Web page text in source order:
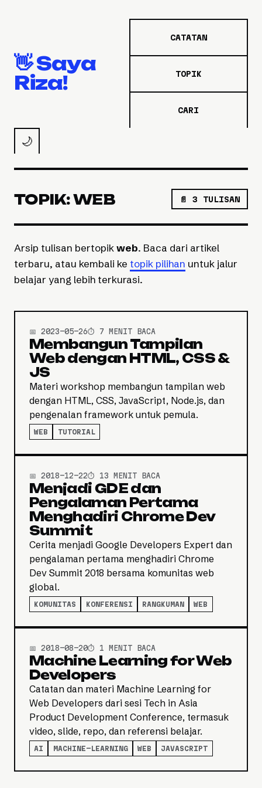
👋 Saya
Riza!
CATATAN
TOPIK
CARI
🌙
TOPIK: WEB 📄 3 TULISAN
Arsip tulisan bertopikweb. Baca dari artikel
terbaru, atau kembali ke topik pilihan untuk jalur
belajar yang lebih terkurasi.
📅 2023-05-26⏱️ 7 MENIT BACA
Membangun Tampilan
Web dengan HTML, CSS &
JS
Materi workshop membangun tampilan web
dengan HTML, CSS, JavaScript, Node.js, dan
pengenalan framework untuk pemula.
WEB TUTORIAL
📅 2018-12-22⏱️ 13 MENIT BACA
Menjadi GDE dan
Pengalaman Pertama
Menghadiri Chrome Dev
Summit
Cerita menjadi Google Developers Expert dan
pengalaman pertama menghadiri Chrome
Dev Summit 2018 bersama komunitas web
global.
KOMUNITAS KONFERENSI RANGKUMAN WEB
📅 2018-08-20⏱️ 1 MENIT BACA
Machine Learning for Web
Developers
Catatan dan materi Machine Learning for
Web Developers dari sesi Tech in Asia
Product Development Conference, termasuk
video, slide, repo, dan referensi belajar.
AI MACHINE-LEARNING WEB JAVASCRIPT